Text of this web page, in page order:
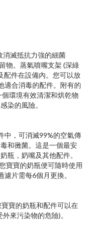
消滅抵抗力強的細菌
物。蒸氣噴嘴支架 (深綠
配件在設備內。您可以放
適合消毒的配件。附有的
環境有效清潔和烘乾物
染的風險。
中，可消滅99%的空氣傳
和黴菌。這是一個最安
瓶，奶嘴及其他配件。
寶寶的奶瓶便可隨時使用
片需每6個月更換。
寶的奶瓶和配件可以在
來污染物的危險)。